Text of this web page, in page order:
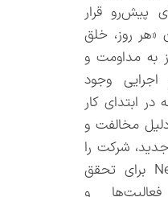
پیش‌رو قرار
روز، خلق
به مداومت و
وجود
ابتدای کار
به دلیل مخالفت و
شرکت را
ترک کردند. بنابراین Neste برای تحقق
و